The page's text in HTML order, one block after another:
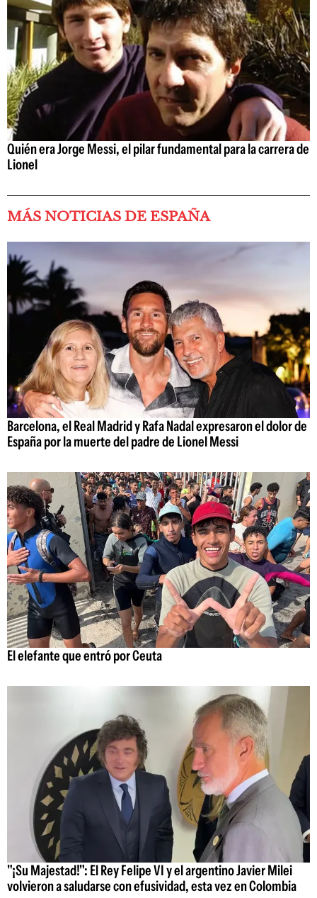
Quién era Jorge Messi, el pilar fundamental para la carrera de
Lionel
MÁS NOTICIAS DE ESPAÑA
Barcelona, el Real Madrid y Rafa Nadal expresaron el dolor de
España por la muerte del padre de Lionel Messi
El elefante que entró por Ceuta
"¡Su Majestad!": El Rey Felipe VI y el argentino Javier Milei
volvieron a saludarse con efusividad, esta vez en Colombia